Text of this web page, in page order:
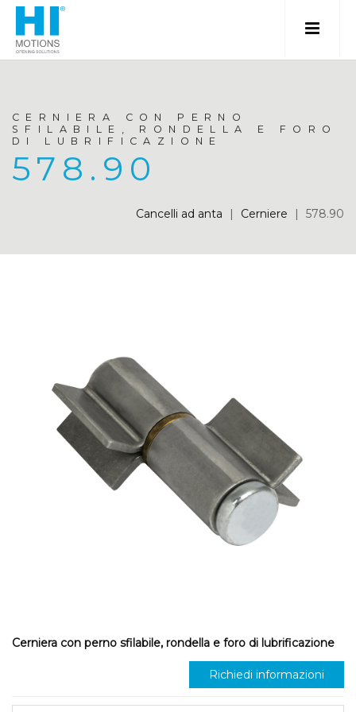
CERNIERA CON PERNO
SFILABILE, RONDELLA E FORO
DI LUBRIFICAZIONE
578.90
Cancelli ad anta | Cerniere | 578.90
Cerniera con perno sfilabile, rondella e foro di lubrificazione
Richiedi informazioni